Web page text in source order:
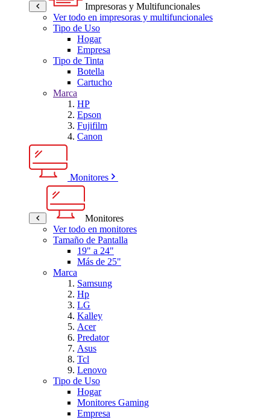
Impresoras y Multifuncionales
Ver todo en impresoras y multifuncionales
Tipo de Uso
Hogar
Empresa
Tipo de Tinta
Botella
Cartucho
Marca
HP
Epson
Fujifilm
Canon
Monitores
Monitores
Ver todo en monitores
Tamaño de Pantalla
19" a 24"
Más de 25"
Marca
Samsung
Hp
LG
Kalley
Acer
Predator
Asus
Tcl
Lenovo
Tipo de Uso
Hogar
Monitores Gaming
Empresa